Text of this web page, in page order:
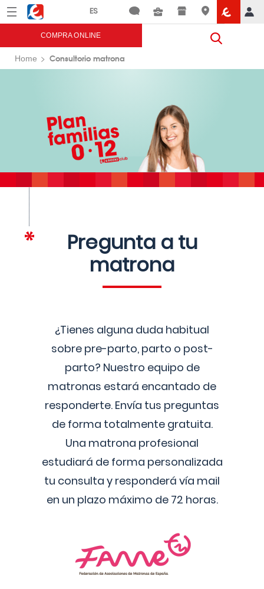
Menú Eroski
COMPRA ONLINE
Home Consultorio matrona
Pregunta a tu
matrona
¿Tienes alguna duda habitual
sobre pre-parto, parto o post-
parto? Nuestro equipo de
matronas estará encantado de
responderte. Envía tus preguntas
de forma totalmente gratuita.
Una matrona profesional
estudiará de forma personalizada
tu consulta y responderá vía mail
en un plazo máximo de 72 horas.